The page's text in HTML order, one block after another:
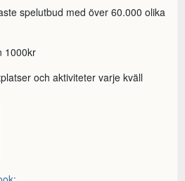
spelutbud med över 60.000 olika
1000kr
och aktiviteter varje kväll